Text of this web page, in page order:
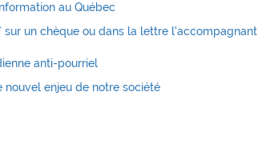
au Québec
un chèque ou dans la lettre l'accompagnant
anti-pourriel
nouvel enjeu de notre société